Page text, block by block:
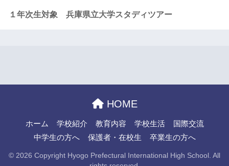
１年次生対象 兵庫県立大学スタディツアー
HOME
ホーム 学校紹介 教育内容 学校生活
国際交流
中学生の方へ
保護者・在校生 卒業生の方へ
© 2026 Copyright Hyogo Prefectural International High School. All